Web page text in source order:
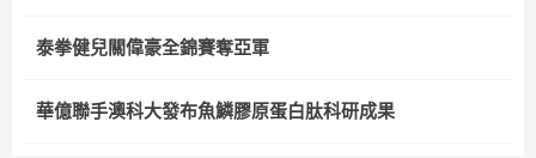
泰拳健兒關偉豪全錦賽奪亞軍
華億聯手澳科大發布魚鱗膠原蛋白肽科研成果